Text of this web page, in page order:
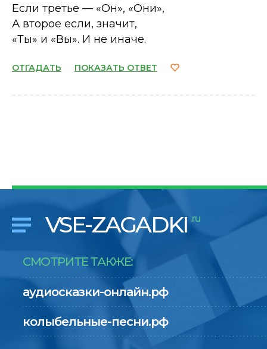
Если третье — «Он», «Они»,
А второе если, значит,
«Ты» и «Вы». И не иначе.
ОТГАДАТЬ ПОКАЗАТЬ ОТВЕТ
VSE-ZAGADKI .ru
СМОТРИТЕ ТАКЖЕ:
аудиосказки-онлайн.рф
колыбельные-песни.рф